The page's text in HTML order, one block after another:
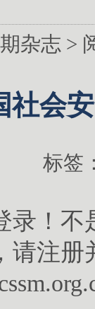
杂志 >
社会
标签
录！不
请注册